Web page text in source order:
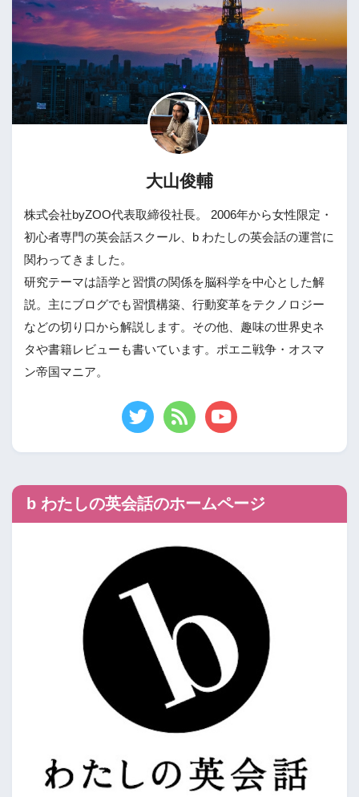
大山俊輔
株式会社byZOO代表取締役社長。 2006年から女性限定・
初心者専門の英会話スクール、b わたしの英会話の運営に
関わってきました。
研究テーマは語学と習慣の関係を脳科学を中心とした解
説。主にブログでも習慣構築、行動変革をテクノロジー
などの切り口から解説します。その他、趣味の世界史ネ
タや書籍レビューも書いています。ポエニ戦争・オスマ
ン帝国マニア。
b わたしの英会話のホームページ